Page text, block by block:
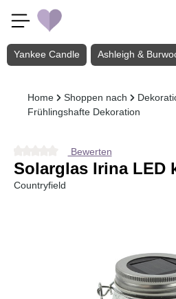
Zum Hauptinhalt springen
Yankee Candle Ashleigh &
Home Shoppen nach
Frühlingshafte Dekoration
Durchschnittliche Bewertung von 0
Bewerten
Solarglas Irina LED
Countryfield